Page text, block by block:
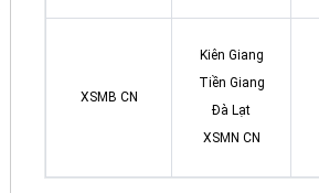
XSMB CN
Kiên Giang
Tiền Giang
Đà Lạt
XSMN CN